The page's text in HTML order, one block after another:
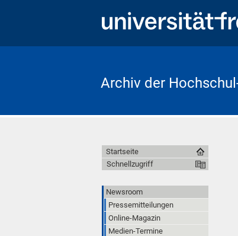
Archiv der
Startseite
Schnellzugriff
Newsroom
Pressemitteilungen
Online-Magazin
Medien-Termine